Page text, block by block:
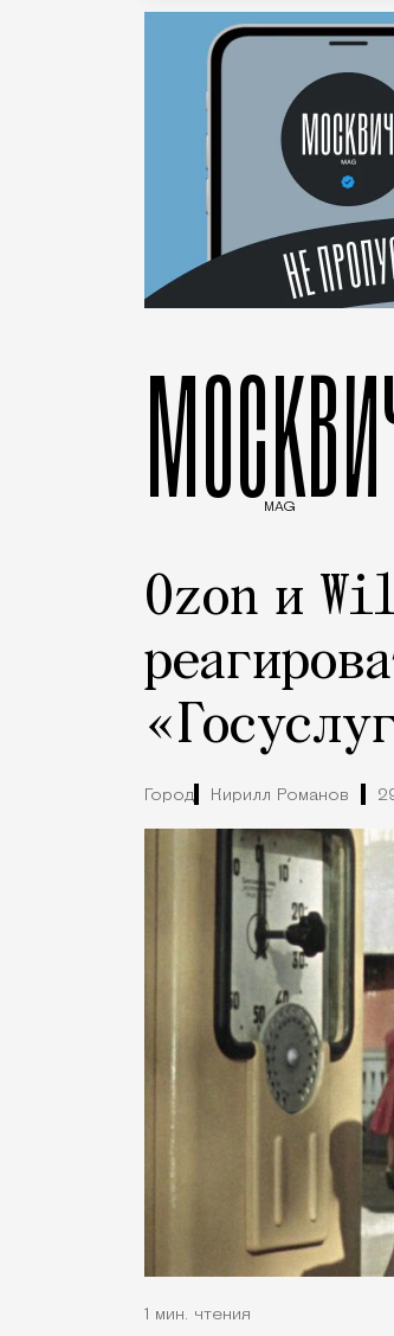
MAG
Ozon и
Город Кирилл Романов
1 мин. чтения